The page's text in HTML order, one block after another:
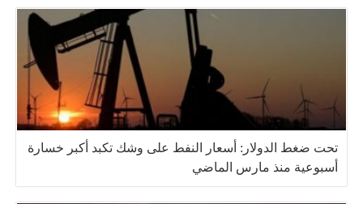
تحت ضغط الدولار: أسعار النفط على وشك تكبد أكبر خسارة
أسبوعية منذ مارس الماضي